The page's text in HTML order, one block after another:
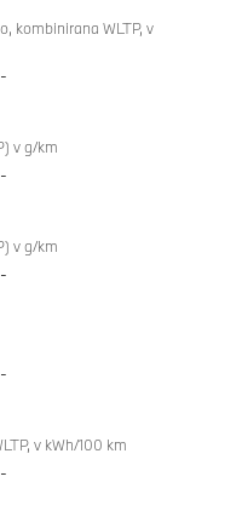
kombinirana WLTP, v
-
v g/km
-
v g/km
-
-
v kWh/100 km
-